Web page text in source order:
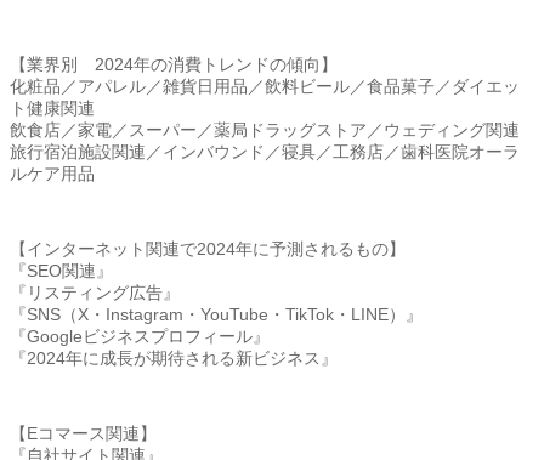
【業界別 2024年の消費トレンドの傾向】
化粧品／アパレル／雑貨日用品／飲料ビール／食品菓子／ ダイエッ
ト健康関連
飲食店／家電／スーパー／薬局ドラッグストア／ウェディング関連
旅行宿泊施設関連／インバウンド／寝具／工務店／歯科医院オーラ
ルケア用品
【インターネット関連で2024年に予測されるもの】
『SEO関連』
『リスティング広告』
『SNS（X・Instagram・YouTube・ TikTok・LINE）』
『Googleビジネスプロフィール』
『2024年に成長が期待される新ビジネス』
【Eコマース関連】
『自社サイト関連』